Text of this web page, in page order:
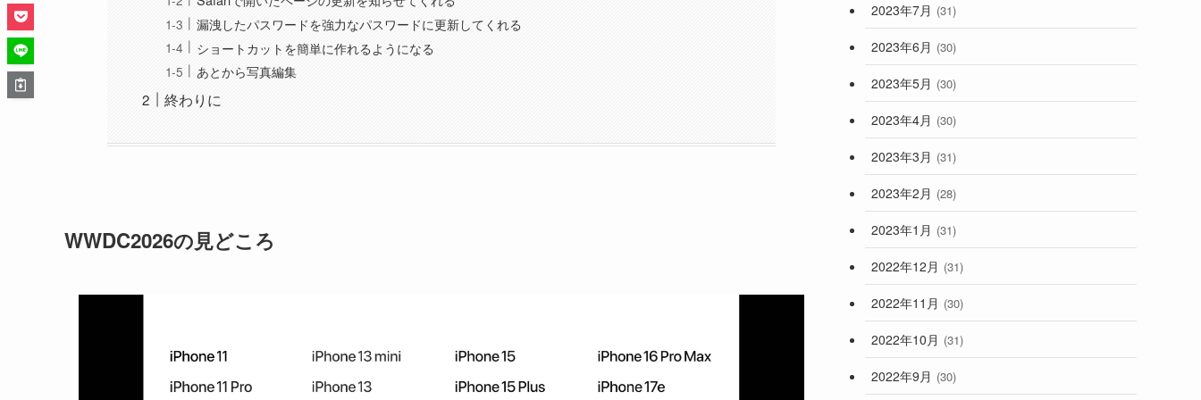
漏洩したパスワードを強力なパスワードに更新してくれる
ショートカットを簡単に作れるようになる
あとから写真編集
終わりに
WWDC2026の見どころ
2023年7月 (31)
2023年6月 (30)
2023年5月 (30)
2023年4月 (30)
2023年3月 (31)
2023年2月 (28)
2023年1月 (31)
2022年12月 (31)
2022年11月 (30)
2022年10月 (31)
2022年9月 (30)